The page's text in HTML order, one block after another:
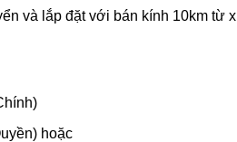
và lắp đặt với bán kính 10km
hoặc